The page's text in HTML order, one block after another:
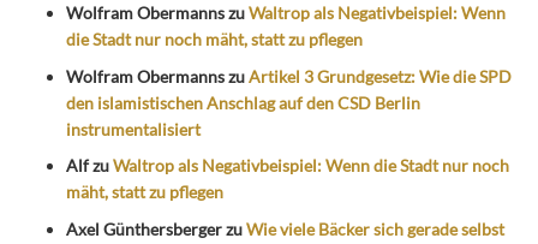
Wolfram ObermannszuWaltrop als Negativbeispiel: Wenn
die Stadt nur noch mäht, statt zu pflegen
Wolfram ObermannszuArtikel 3 Grundgesetz: Wie die SPD
den islamistischen Anschlag auf den CSD Berlin
instrumentalisiert
AlfzuWaltrop als Negativbeispiel: Wenn die Stadt nur noch
mäht, statt zu pflegen
Axel GünthersbergerzuWie viele Bäcker sich gerade selbst